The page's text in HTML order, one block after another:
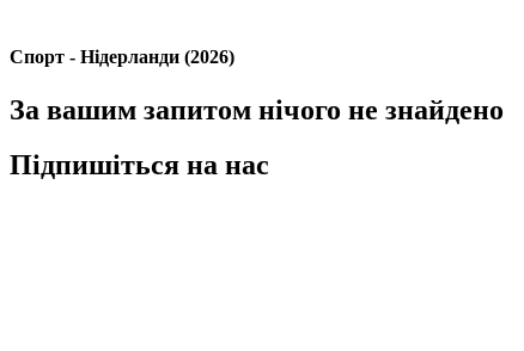
Спорт - Нідерланди (2026)
За вашим запитом нічого не знайдено
Підпишіться на нас